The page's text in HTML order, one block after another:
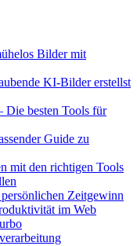
Bilder mit
KI-Bilder erstellst
besten Tools für
Guide zu
mit den richtigen Tools
Zeitgewinn
im Web